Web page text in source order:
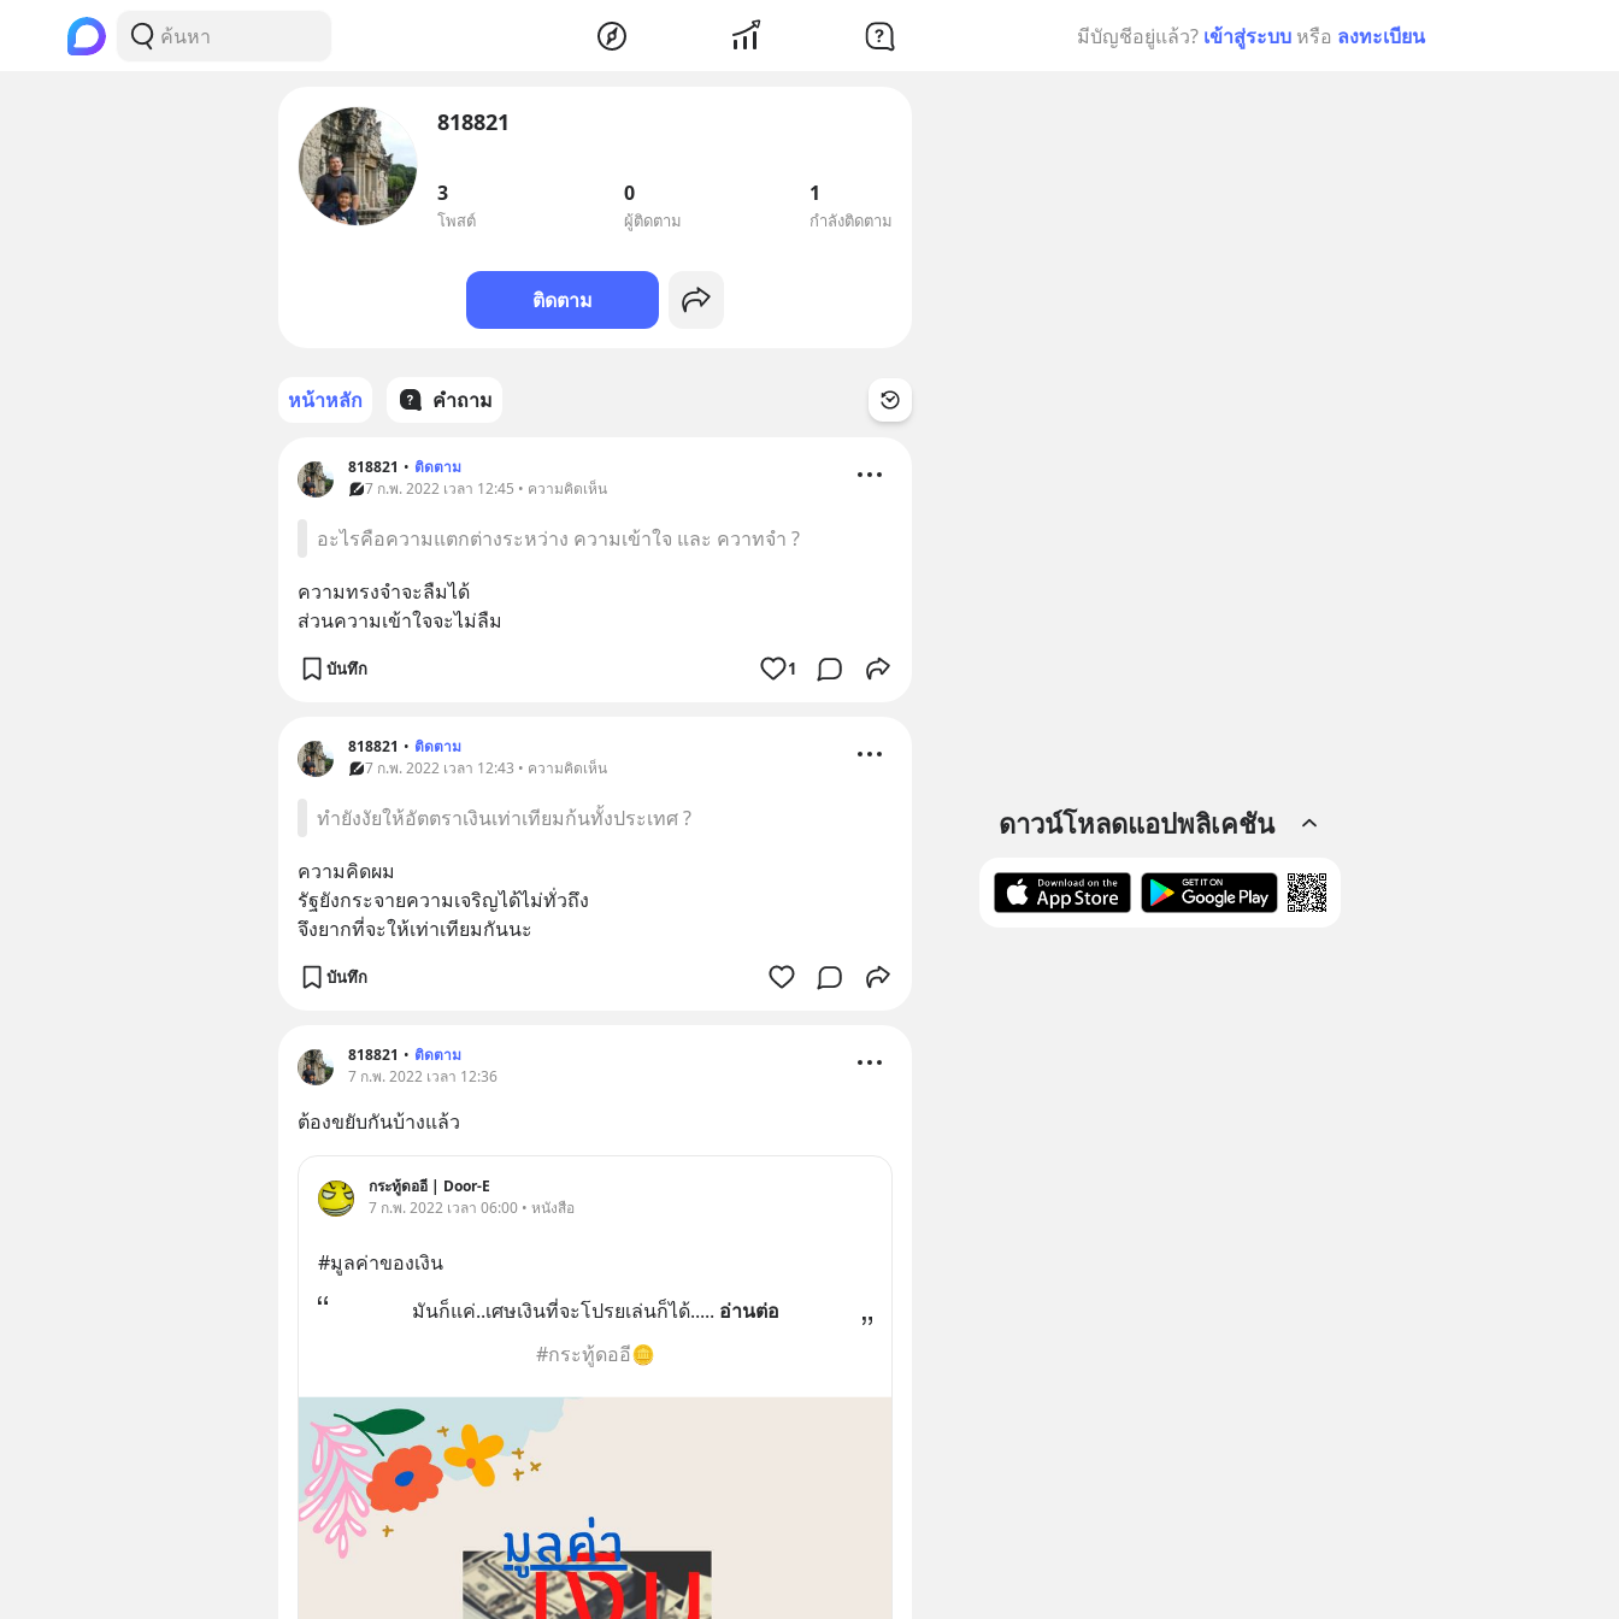
มีบัญชีอยู่แล้ว? เข้าสู่ระบบ หรือ ลงทะเบียน
818821
3
โพสต์
0
ผู้ติดตาม
1
กำลังติดตาม
ติดตาม
หน้าหลัก คำถาม
818821 • ติดตาม
7 ก.พ. 2022 เวลา 12:45 • ความคิดเห็น
อะไรคือความแตกต่างระหว่าง ความเข้าใจ และ ควาทจำ ?
ความทรงจำจะลืมได้
ส่วนความเข้าใจจะไม่ลืม
บันทึก 1
818821 • ติดตาม
7 ก.พ. 2022 เวลา 12:43 • ความคิดเห็น
ทำยังงัยให้อัตตราเงินเท่าเทียมก้นทั้งประเทศ ?
ความคิดผม
รัฐยังกระจายความเจริญได้ไม่ทั่วถึง
จึงยากที่จะให้เท่าเทียมกันนะ
บันทึก
818821 • ติดตาม
7 ก.พ. 2022 เวลา 12:36
ต้องขยับกันบ้างแล้ว
กระทู้ดออี | Door-E
7 ก.พ. 2022 เวลา 06:00 • หนังสือ
#มูลค่าของเงิน
มันก็แค่..เศษเงินที่จะโปรยเล่นก็ได้..... อ่านต่อ
#กระทู้ดออี🪙
ดาวน์โหลดแอปพลิเคชัน